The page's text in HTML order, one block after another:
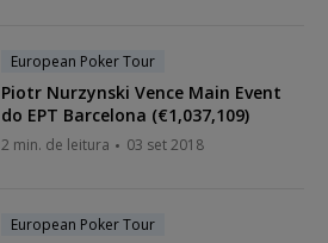
European Poker Tour
Piotr Nurzynski Vence Main Event
do EPT Barcelona (€1,037,109)
2 min. de leitura 03 set 2018
European Poker Tour